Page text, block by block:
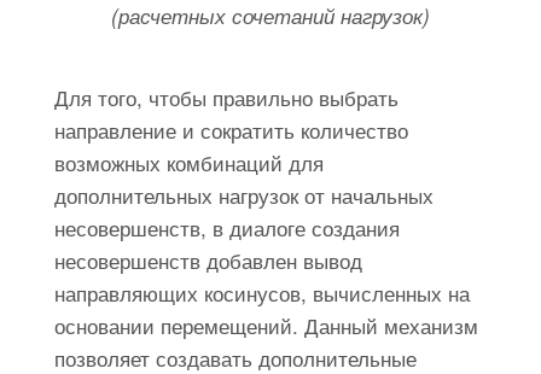
(расчетных сочетаний нагрузок)
Для того, чтобы правильно выбрать
направление и сократить количество
возможных комбинаций для
дополнительных нагрузок от начальных
несовершенств, в диалоге создания
несовершенств добавлен вывод
направляющих косинусов, вычисленных на
основании перемещений. Данный механизм
позволяет создавать дополнительные